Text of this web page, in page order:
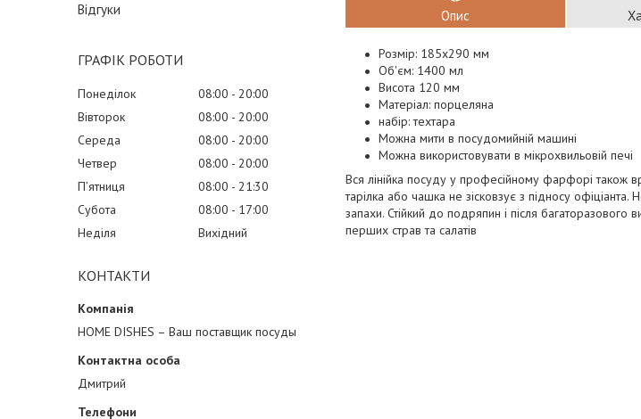
Відгуки
ГРАФІК РОБОТИ
Понеділок 08:00
20:00
Вівторок
08:00
20:00
Середа
08:00
20:00
Четвер
08:00
20:00
Пʼятниця
08:00
21:30
Субота
08:00
17:00
Неділя
Вихідний
КОНТАКТИ
HOME DISHES – Ваш поставщик посуды
Дмитрий
Опис
Розмір: 185х290 мм
Об'єм: 1400 мл
Висота 120 мм
Матеріал: порцеляна
набір: техтара
Можна мити в посудомийній машині
Можна використовувати в мікрохвильовій печі
Вся лінійка посуду у професійному фарфорі також
тарілка або чашка не зісковзує з підносу
запахи. Стійкий до подряпин і після багаторазового
перших страв та салатів